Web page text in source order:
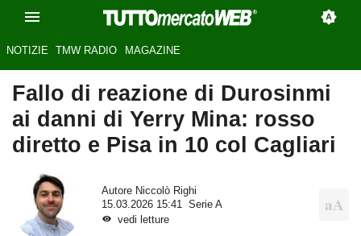
NOTIZIE TMW RADIO MAGAZINE
Fallo di reazione di Durosinmi
ai danni di Yerry Mina: rosso
diretto e Pisa in 10 col Cagliari
Autore Niccolò Righi
15.03.2026 15:41
Serie A
vedi letture